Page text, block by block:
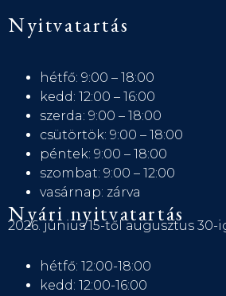
Nyitvatartás
hétfő: 9:00 – 18:00
kedd: 12:00 – 16:00
szerda: 9:00 – 18:00
csütörtök: 9:00 – 18:00
péntek: 9:00 – 18:00
szombat: 9:00 – 12:00
vasárnap: zárva
Nyári nyitvatartás
2026. június 15-től augusztus 30-
hétfő: 12:00-18:00
kedd: 12:00-16:00